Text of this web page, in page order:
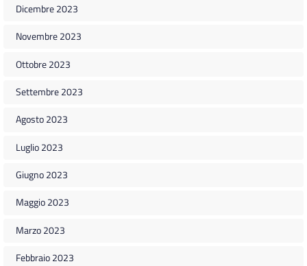
Dicembre 2023
Novembre 2023
Ottobre 2023
Settembre 2023
Agosto 2023
Luglio 2023
Giugno 2023
Maggio 2023
Marzo 2023
Febbraio 2023